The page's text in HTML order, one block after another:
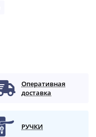
Оперативная
доставка
РУЧКИ